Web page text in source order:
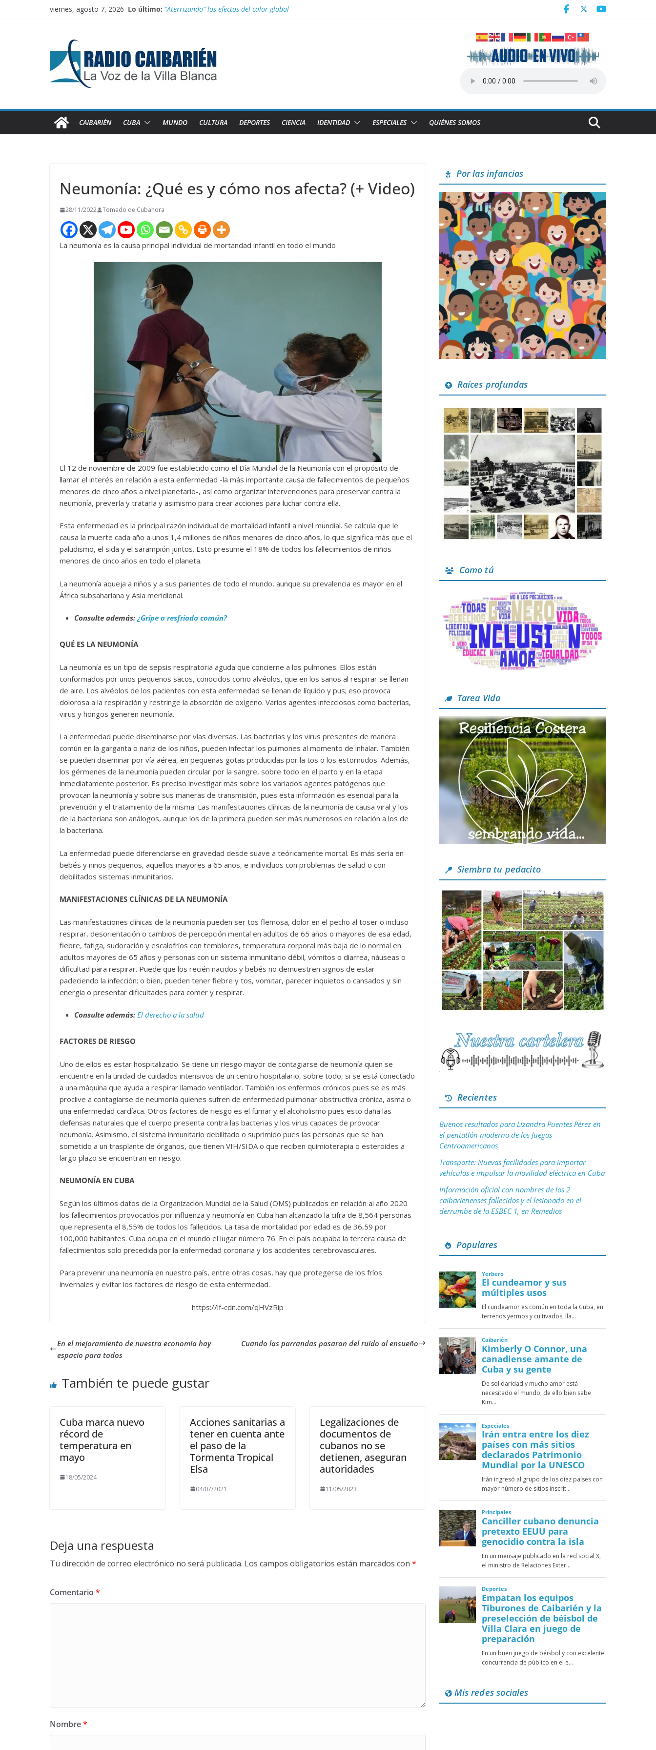
viernes, agosto 7, 2026 Lo último: “Aterrizando” los efectos del calor global
Información oficial con nombres de los 2 caibarienenses fallecidos y el lesionado en el derrumbe de la ESBEC 1, en Remedios
Irán entra entre los diez países con más sitios declarados Patrimonio Mundial por la UNESCO
CAIBARIÉN CUBA MUNDO CULTURA DEPORTES CIENCIA IDENTIDAD ESPECIALES QUIÉNES SOMOS
Neumonía: ¿Qué es y cómo nos afecta? (+ Video)
28/11/2022 Tomado de Cubahora
La neumonía es la causa principal individual de mortandad infantil en todo el mundo
El 12 de noviembre de 2009 fue establecido como el Día Mundial de la Neumonía con el propósito de
llamar el interés en relación a esta enfermedad -la más importante causa de fallecimientos de pequeños
menores de cinco años a nivel planetario-, así como organizar intervenciones para preservar contra la
neumonía, preverla y tratarla y asimismo para crear acciones para luchar contra ella.
Esta enfermedad es la principal razón individual de mortalidad infantil a nivel mundial. Se calcula que le
causa la muerte cada año a unos 1,4 millones de niños menores de cinco años, lo que significa más que el
paludismo, el sida y el sarampión juntos. Esto presume el 18% de todos los fallecimientos de niños
menores de cinco años en todo el planeta.
La neumonía aqueja a niños y a sus parientes de todo el mundo, aunque su prevalencia es mayor en el
África subsahariana y Asia meridional.
Consulte además:¿Gripe o resfriado común?
QUÉ ES LA NEUMONÍA
La neumonía es un tipo de sepsis respiratoria aguda que concierne a los pulmones. Ellos están
conformados por unos pequeños sacos, conocidos como alvéolos, que en los sanos al respirar se llenan
de aire. Los alvéolos de los pacientes con esta enfermedad se llenan de líquido y pus; eso provoca
dolorosa a la respiración y restringe la absorción de oxígeno. Varios agentes infecciosos como bacterias,
virus y hongos generen neumonía.
La enfermedad puede diseminarse por vías diversas. Las bacterias y los virus presentes de manera
común en la garganta o nariz de los niños, pueden infectar los pulmones al momento de inhalar. También
se pueden diseminar por vía aérea, en pequeñas gotas producidas por la tos o los estornudos. Además,
los gérmenes de la neumonía pueden circular por la sangre, sobre todo en el parto y en la etapa
inmediatamente posterior. Es preciso investigar más sobre los variados agentes patógenos que
provocan la neumonía y sobre sus maneras de transmisión, pues esta información es esencial para la
prevención y el tratamiento de la misma. Las manifestaciones clínicas de la neumonía de causa viral y los
de la bacteriana son análogos, aunque los de la primera pueden ser más numerosos en relación a los de
la bacteriana.
La enfermedad puede diferenciarse en gravedad desde suave a teóricamente mortal. Es más seria en
bebés y niños pequeños, aquellos mayores a 65 años, e individuos con problemas de salud o con
debilitados sistemas inmunitarios.
MANIFESTACIONES CLÍNICAS DE LA NEUMONÍA
Las manifestaciones clínicas de la neumonía pueden ser tos flemosa, dolor en el pecho al toser o incluso
respirar, desorientación o cambios de percepción mental en adultos de 65 años o mayores de esa edad,
fiebre, fatiga, sudoración y escalofríos con temblores, temperatura corporal más baja de lo normal en
adultos mayores de 65 años y personas con un sistema inmunitario débil, vómitos o diarrea, náuseas o
dificultad para respirar. Puede que los recién nacidos y bebés no demuestren signos de estar
padeciendo la infección; o bien, pueden tener fiebre y tos, vomitar, parecer inquietos o cansados y sin
energía o presentar dificultades para comer y respirar.
Consulte además: El derecho a la salud
FACTORES DE RIESGO
Uno de ellos es estar hospitalizado. Se tiene un riesgo mayor de contagiarse de neumonía quien se
encuentre en la unidad de cuidados intensivos de un centro hospitalario, sobre todo, si se está conectado
a una máquina que ayuda a respirar llamado ventilador. También los enfermos crónicos pues se es más
proclive a contagiarse de neumonía quienes sufren de enfermedad pulmonar obstructiva crónica, asma o
una enfermedad cardíaca. Otros factores de riesgo es el fumar y el alcoholismo pues esto daña las
defensas naturales que el cuerpo presenta contra las bacterias y los virus capaces de provocar
neumonía. Asimismo, el sistema inmunitario debilitado o suprimido pues las personas que se han
sometido a un trasplante de órganos, que tienen VIH/SIDA o que reciben quimioterapia o esteroides a
largo plazo se encuentran en riesgo.
NEUMONÍA EN CUBA
Según los últimos datos de la Organización Mundial de la Salud (OMS) publicados en relación al año 2020
los fallecimientos provocados por influenza y neumonía en Cuba han alcanzado la cifra de 8,564 personas
que representa el 8,55% de todos los fallecidos. La tasa de mortalidad por edad es de 36,59 por
100,000 habitantes. Cuba ocupa en el mundo el lugar número 76. En el país ocupaba la tercera causa de
fallecimientos solo precedida por la enfermedad coronaria y los accidentes cerebrovasculares.
Para prevenir una neumonía en nuestro país, entre otras cosas, hay que protegerse de los fríos
invernales y evitar los factores de riesgo de esta enfermedad.
https://if-cdn.com/qHVzRip
En el mejoramiento de nuestra economía hay
espacio para todos
Cuando las parrandas pasaron del ruido al ensueño
También te puede gustar
Cuba marca nuevo
récord de
temperatura en
mayo
18/05/2024
Acciones sanitarias a
tener en cuenta ante
el paso de la
Tormenta Tropical
Elsa
04/07/2021
Legalizaciones de
documentos de
cubanos no se
detienen, aseguran
autoridades
11/05/2023
Deja una respuesta
Tu dirección de correo electrónico no será publicada. Los campos obligatorios están marcados con *
Comentario *
Nombre*
Por las infancias
Raíces profundas
Como tú
Tarea Vida
Siembra tu pedacito
Recientes
Buenos resultados para Lizandra Puentes Pérez en
el pentatlón moderno de los Juegos
Centroamericanos
Transporte: Nuevas facilidades para importar
vehículos e impulsar la movilidad eléctrica en Cuba
Información oficial con nombres de los 2
caibarienenses fallecidos y el lesionado en el
derrumbe de la ESBEC 1, en Remedios
Populares
Mis redes sociales